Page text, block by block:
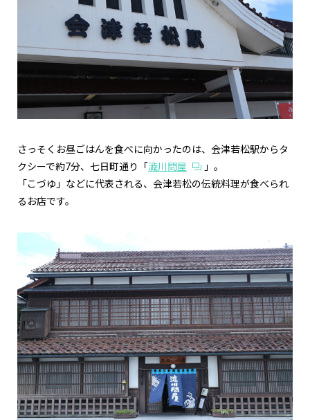
さっそくお昼ごはんを食べに向かったのは、会津若松駅からタ
クシーで約7分、七日町通り「澁川問屋
」。
「こづゆ」などに代表される、会津若松の伝統料理が食べられ
るお店です。